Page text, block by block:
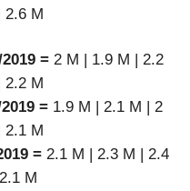
2.6 M
= 2 M | 1.9 M | 2.2
2.2 M
= 1.9 M | 2.1 M | 2
2.1 M
= 2.1 M | 2.3 M | 2.4
M